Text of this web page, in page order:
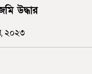
উদ্ধার
২০২৩